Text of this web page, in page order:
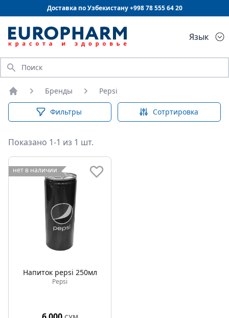
Доставка по Узбекистану +99878 555 64 20
Язык
Искать
Главная
Бренды Pepsi
Фильтры Сотртировка
Показано 1-1 из 1 шт.
нет в наличии
Напиток pepsi 250мл
Pepsi